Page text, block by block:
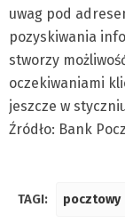
uwag pod
pozyskiwania
stworzy
oczekiwaniami
jeszcze w
Źródło: Bank
TAGI: pocztowy